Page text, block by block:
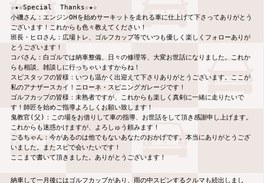
☆★☆Special  Thanks☆★☆
小磯さん：エンジンOHを始めサーキットを走れる車に仕上げて下さってありがとう
ございます！これからも色々教えてください！
班長・ヒロさん：広場トレ、ゴルフカップ等でいつも優しく楽しくフォローありが
とうございます！
コバさん：白ゴルでは納車整備、日々の修理等、大変お世話になりました。これか
らも相談、雑談しに行っちゃいますからね！
スピスタッフの皆様：いつも温かく出迎えて下さりありがとうございます。ここが
私のアナザースカイ！ニローネ・スピニングガレージです！
ゴルフカップの皆様：未熟者ですが、これからも楽しく真剣に一緒に走りたいで
す！師匠を始めご指導よろしくお願い致します！
鬼教官(父)：この場をお借りして車の指導、お世話をして頂き感謝申し上げます。
これからも迷惑かけますが、よろしゅう頼みます！
ごるちゃん：今があるのは他でもないあなたのおかげです。本当にありがとうござ
いました。またスピで会いたいです！
ここまで書いて頂きました。ありがとうございます！
納車して一月後にはゴルフカップがあり、雨の中スピンするクルマも続出しまし